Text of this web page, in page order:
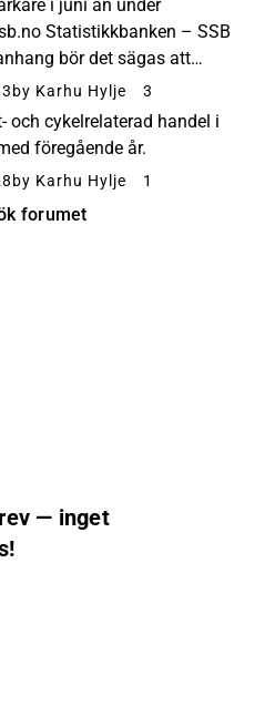
i juni än under
Statistikkbanken – SSB
bör det sägas att
skogsbränderna i
har piggat upp
tillsammans med Duells
by Karhu Hylje 3
och cykelrelaterad handel i
föregående år.
by Karhu Hylje 1
forumet
— inget